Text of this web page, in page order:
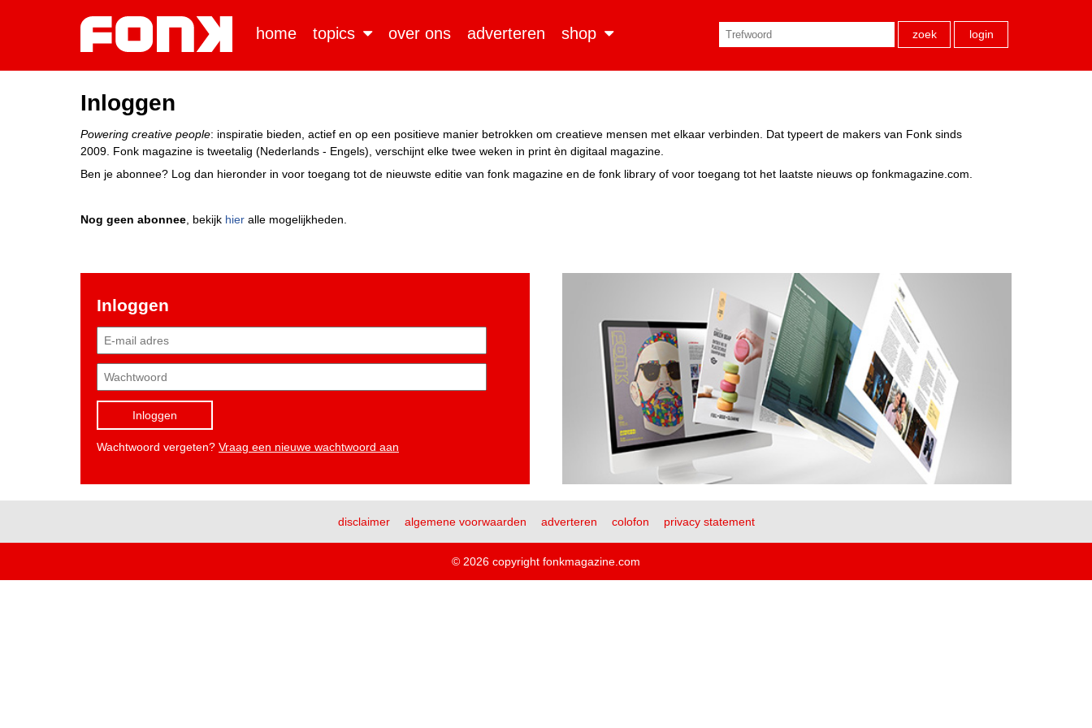
home topics over ons adverteren shop zoek login
Inloggen
Powering creative people: inspiratie bieden, actief en op een positieve manier betrokken om creatieve mensen met elkaar verbinden. Dat typeert de makers van Fonk sinds
2009. Fonk magazine is tweetalig (Nederlands - Engels), verschijnt elke twee weken in print èn digitaal magazine.
Ben je abonnee? Log dan hieronder in voor toegang tot de nieuwste editie van fonk magazine en de fonk library of voor toegang tot het laatste nieuws op fonkmagazine.com.
Nog geen abonnee , bekijk hier alle mogelijkheden.
Inloggen
Inloggen
Wachtwoord vergeten? Vraag een nieuwe wachtwoord aan
disclaimer algemene voorwaarden adverteren colofon privacy statement
© 2026 copyright fonkmagazine.com